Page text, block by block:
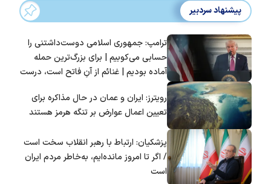
پیشنهاد سردبیر
ترامپ: جمهوری اسلامی دوست‌داشتنی را
حسابی می‌کوبیم | برای بزرگ‌ترین حمله
آماده بودیم | غنائم از آنِ فاتح است، درست
رویترز: ایران و عمان در حال مذاکره برای
تعیین اعمال عوارض بر تنگه هرمز هستند
پزشکیان: ارتباط با رهبر انقلاب سخت است
/ اگر تا امروز مانده‌ایم، به‌خاطر مردم ایران
است